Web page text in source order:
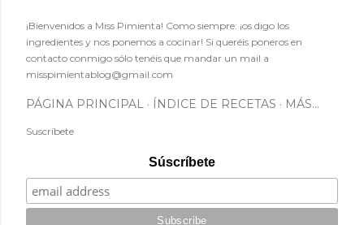
¡Bienvenidos a Miss Pimienta! Como siempre: ¡os digo los
ingredientes y nos ponemos a cocinar! Si queréis poneros en
contacto conmigo sólo tenéis que mandar un mail a
misspimientablog@gmail.com
PÁGINA PRINCIPAL ÍNDICE DE RECETAS MÁS…
Suscríbete
Súscríbete